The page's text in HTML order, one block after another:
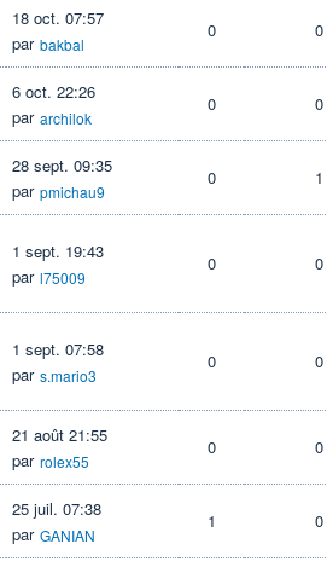
18 oct. 07:57
par bakbal
0 0
6 oct. 22:26
par archilok
0 0
28 sept. 09:35
par pmichau9
0 1
1 sept. 19:43
par l75009
0 0
1 sept. 07:58
par s.mario3
0 0
21 août 21:55
par rolex55
0 0
25 juil. 07:38
par GANIAN
1 0